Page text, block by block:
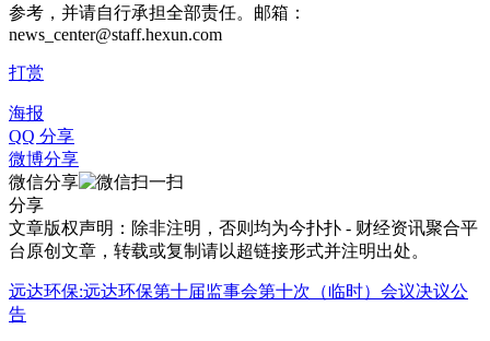
参考，并请自行承担全部责任。邮箱：
news_center@staff.hexun.com
打赏
海报
QQ 分享
微博分享
微信分享
分享
文章版权声明：除非注明，否则均为今扑扑 - 财经资讯聚合平
台 原创文章，转载或复制请以超链接形式并注明出处。
远达环保:远达环保第十届监事会第十次（临时）会议决议公
告